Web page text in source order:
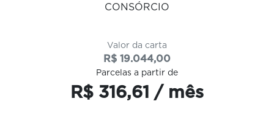
CONSÓRCIO
Valor da carta
R$ 19.044,00
Parcelas a partir de
R$ 316,61 / mês